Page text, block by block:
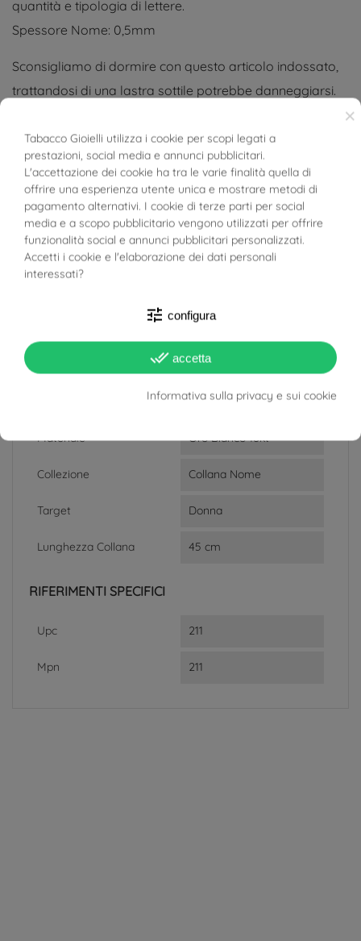
quantità e tipologia di lettere.
Spessore Nome: 0,5mm
Sconsigliamo di dormire con questo articolo indossato,
trattandosi di una lastra sottile potrebbe danneggiarsi.
DETTAGLI DEL PRODOTTO
POTREBBE PIACERTI...
998 Articoli
Circa 1.7g
Materiale Oro Bianco 18kt
Collezione Collana Nome
Target Donna
Lunghezza Collana 45 cm
RIFERIMENTI SPECIFICI
Upc 211
Mpn 211
×
Tabacco Gioielli utilizza i cookie per scopi legati a
prestazioni, social media e annunci pubblicitari.
L'accettazione dei cookie ha tra le varie finalità quella di
offrire una esperienza utente unica e mostrare metodi di
pagamento alternativi. I cookie di terze parti per social
media e a scopo pubblicitario vengono utilizzati per offrire
funzionalità social e annunci pubblicitari personalizzati.
Accetti i cookie e l'elaborazione dei dati personali
interessati?
tune configura
done_all accetta
Informativa sulla privacy e sui cookie